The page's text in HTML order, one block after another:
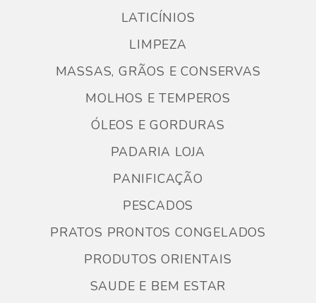
LATICÍNIOS
LIMPEZA
MASSAS, GRÃOS E CONSERVAS
MOLHOS E TEMPEROS
ÓLEOS E GORDURAS
PADARIA LOJA
PANIFICAÇÃO
PESCADOS
PRATOS PRONTOS CONGELADOS
PRODUTOS ORIENTAIS
SAUDE E BEM ESTAR